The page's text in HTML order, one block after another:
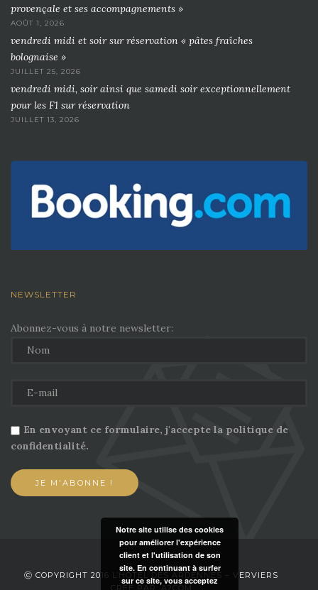
provençale et ses accompagnements »
AOÛT 1, 2026
vendredi midi et soir sur réservation « pâtes fraîches
bolognaise »
JUILLET 25, 2026
vendredi midi, soir ainsi que samedi soir exceptionnellement
pour les F1 sur réservation
JUILLET 13, 2026
NEWSLETTER
Abonnez-vous à notre newsletter:
En envoyant ce formulaire, j'accepte la politique de
confidentialité.
Ⓒ COPYRIGHT 2016 L’HÔTEL DES ARDENNES – VERVIERS
CRÉÉ PAR: A2COM
Notre site utilise des cookies
pour améliorer l'expérience
client et l'utilisation de son
site. En continuant à surfer
sur ce site, vous acceptez